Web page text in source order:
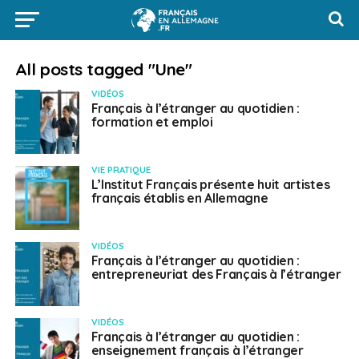
All posts tagged "Une"
VIDÉOS
Français à l’étranger au quotidien :
formation et emploi
VIE PRATIQUE
L’Institut Français présente huit artistes
français établis en Allemagne
VIDÉOS
Français à l’étranger au quotidien :
entrepreneuriat des Français à l’étranger
VIDÉOS
Français à l’étranger au quotidien :
enseignement français à l’étranger